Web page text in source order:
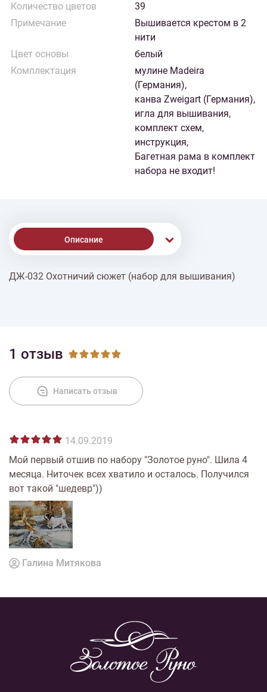
Количество цветов
39
Примечание
Вышивается крестом в 2
нити
Цвет основы
белый
Комплектация
мулине Madeira
(Германия),
канва Zweigart (Германия),
игла для вышивания,
комплект схем,
инструкция,
Багетная рама в комплект
набора не входит!
Описание
Доставка
ДЖ-032 Охотничий сюжет (набор для вышивания)
1 отзыв
Написать отзыв
14.09.2019
Мой первый отшив по набору "Золотое руно". Шила 4
месяца. Ниточек всех хватило и осталось. Получился
вот такой "шедевр"))
Галина Митякова